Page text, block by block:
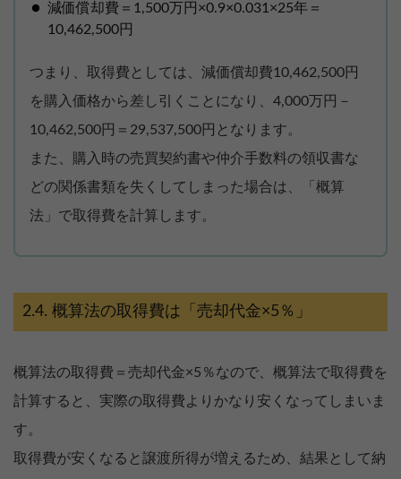
減価償却費＝1,500万円×0.9×0.031×25年＝
10,462,500円
つまり、取得費としては、減価償却費10,462,500円
を購入価格から差し引くことになり、4,000万円－
10,462,500円＝29,537,500円となります。
また、購入時の売買契約書や仲介手数料の領収書な
どの関係書類を失くしてしまった場合は、「概算
法」で取得費を計算します。
概算法の取得費は「売却代金×5％」
概算法の取得費＝売却代金×5％なので、概算法で取得費を
計算すると、実際の取得費よりかなり安くなってしまいま
す。
取得費が安くなると譲渡所得が増えるため、結果として納